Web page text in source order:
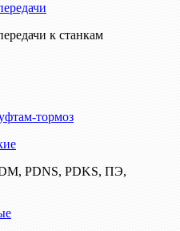
к станкам
тормоз
PDNS, PDKS, ПЭ,